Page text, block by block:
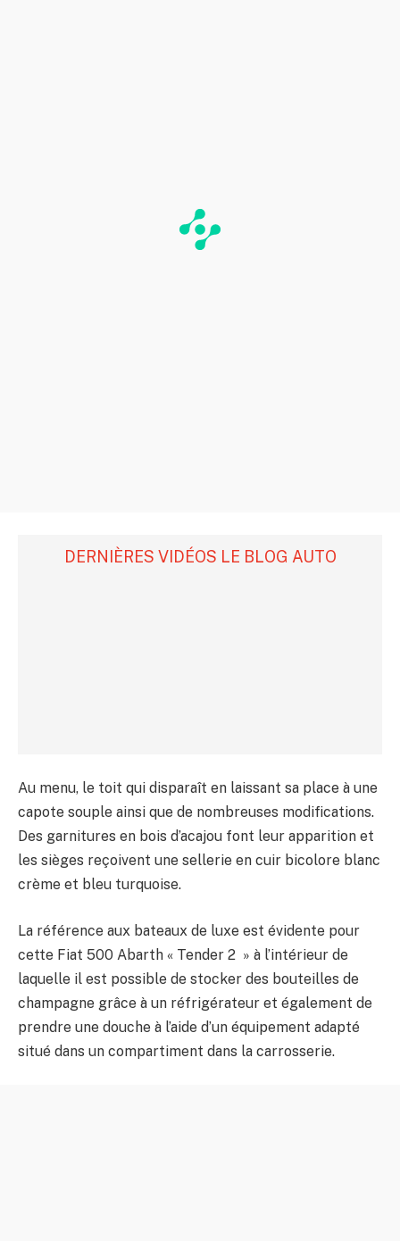
DERNIÈRES VIDÉOS LE BLOG AUTO
Au menu, le toit qui disparaît en laissant sa place à une
capote souple ainsi que de nombreuses modifications.
Des garnitures en bois d’acajou font leur apparition et
les sièges reçoivent une sellerie en cuir bicolore blanc
crème et bleu turquoise.
La référence aux bateaux de luxe est évidente pour
cette Fiat 500 Abarth « Tender 2 » à l’intérieur de
laquelle il est possible de stocker des bouteilles de
champagne grâce à un réfrigérateur et également de
prendre une douche à l’aide d’un équipement adapté
situé dans un compartiment dans la carrosserie.